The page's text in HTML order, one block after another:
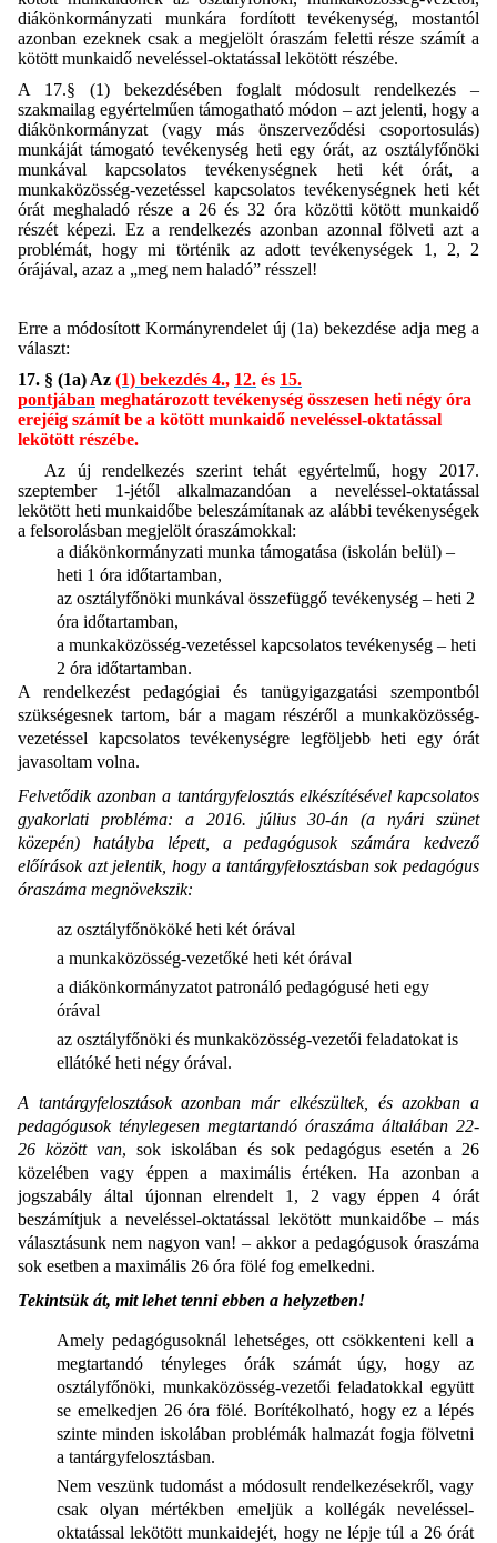
diákönkormányzati munkára fordított tevékenység, mostantól
azonban ezeknek csak a megjelölt óraszám feletti része számít a
kötött munkaidő neveléssel-oktatással lekötött részébe.
A 17.§ (1) bekezdésében foglalt módosult rendelkezés –
szakmailag egyértelműen támogatható módon – azt jelenti, hogy a
diákönkormányzat (vagy más önszerveződési csoportosulás)
munkáját támogató tevékenység heti egy órát, az osztályfőnöki
munkával kapcsolatos tevékenységnek heti két órát, a
munkaközösség-vezetéssel kapcsolatos tevékenységnek heti két
órát meghaladó része a 26 és 32 óra közötti kötött munkaidő
részét képezi. Ez a rendelkezés azonban azonnal fölveti azt a
problémát, hogy mi történik az adott tevékenységek 1, 2, 2
órájával, azaz a „meg nem haladó” résszel!
Erre a módosított Kormányrendelet új (1a) bekezdése adja meg a
választ:
17. § (1a) Az (1) bekezdés 4., 12. és 15.
pontjában meghatározott tevékenység összesen heti négy óra
erejéig számít be a kötött munkaidő neveléssel-oktatással
lekötött részébe.
Az új rendelkezés szerint tehát egyértelmű, hogy 2017.
szeptember 1-jétől alkalmazandóan a neveléssel-oktatással
lekötött heti munkaidőbe beleszámítanak az alábbi tevékenységek
a felsorolásban megjelölt óraszámokkal:
a diákönkormányzati munka támogatása (iskolán belül) –
heti 1 óra időtartamban,
az osztályfőnöki munkával összefüggő tevékenység – heti 2
óra időtartamban,
a munkaközösség-vezetéssel kapcsolatos tevékenység – heti
2 óra időtartamban.
A rendelkezést pedagógiai és tanügyigazgatási szempontból
szükségesnek tartom, bár a magam részéről a munkaközösség-
vezetéssel kapcsolatos tevékenységre legföljebb heti egy órát
javasoltam volna.
Felvetődik azonban a tantárgyfelosztás elkészítésével kapcsolatos
gyakorlati probléma: a 2016. július 30-án (a nyári szünet
közepén) hatályba lépett, a pedagógusok számára kedvező
előírások azt jelentik, hogy a tantárgyfelosztásban sok pedagógus
óraszáma megnövekszik:
az osztályfőnököké heti két órával
a munkaközösség-vezetőké heti két órával
a diákönkormányzatot patronáló pedagógusé heti egy
órával
az osztályfőnöki és munkaközösség-vezetői feladatokat is
ellátóké heti négy órával.
A tantárgyfelosztások azonban már elkészültek, és azokban a
pedagógusok ténylegesen megtartandó óraszáma általában 22-
26 között van, sok iskolában és sok pedagógus esetén a 26
közelében vagy éppen a maximális értéken. Ha azonban a
jogszabály által újonnan elrendelt 1, 2 vagy éppen 4 órát
beszámítjuk a neveléssel-oktatással lekötött munkaidőbe – más
választásunk nem nagyon van! – akkor a pedagógusok óraszáma
sok esetben a maximális 26 óra fölé fog emelkedni.
Tekintsük át, mit lehet tenni ebben a helyzetben!
Amely pedagógusoknál lehetséges, ott csökkenteni kell a
megtartandó tényleges órák számát úgy, hogy az
osztályfőnöki, munkaközösség-vezetői feladatokkal együtt
se emelkedjen 26 óra fölé. Borítékolható, hogy ez a lépés
szinte minden iskolában problémák halmazát fogja fölvetni
a tantárgyfelosztásban.
Nem veszünk tudomást a módosult rendelkezésekről, vagy
csak olyan mértékben emeljük a kollégák neveléssel-
oktatással lekötött munkaidejét, hogy ne lépje túl a 26 órát